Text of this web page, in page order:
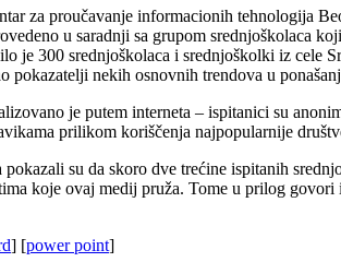
za proučavanje informacionih tehnologija
u saradnji sa grupom srednjoškolaca
je 300 srednjoškolaca i srednjoškolki iz cele
pokazatelji nekih osnovnih trendova u
je putem interneta – ispitanici su
prilikom koriščenja najpopularnije
su da skoro dve trećine ispitanih
koje ovaj medij pruža. Tome u prilog
] [power point]